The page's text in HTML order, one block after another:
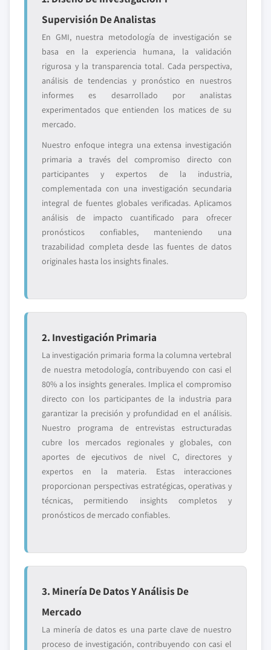
Supervisión De Analistas
En GMI, nuestra metodología de investigación se
basa en la experiencia humana, la validación
rigurosa y la transparencia total. Cada perspectiva,
análisis de tendencias y pronóstico en nuestros
informes es desarrollado por analistas
experimentados que entienden los matices de su
mercado.
Nuestro enfoque integra una extensa investigación
primaria a través del compromiso directo con
participantes y expertos de la industria,
complementada con una investigación secundaria
integral de fuentes globales verificadas. Aplicamos
análisis de impacto cuantificado para ofrecer
pronósticos confiables, manteniendo una
trazabilidad completa desde las fuentes de datos
originales hasta los insights finales.
2. Investigación Primaria
La investigación primaria forma la columna vertebral
de nuestra metodología, contribuyendo con casi el
80% a los insights generales. Implica el compromiso
directo con los participantes de la industria para
garantizar la precisión y profundidad en el análisis.
Nuestro programa de entrevistas estructuradas
cubre los mercados regionales y globales, con
aportes de ejecutivos de nivel C, directores y
expertos en la materia. Estas interacciones
proporcionan perspectivas estratégicas, operativas y
técnicas, permitiendo insights completos y
pronósticos de mercado confiables.
3. Minería De Datos Y Análisis De
Mercado
La minería de datos es una parte clave de nuestro
proceso de investigación, contribuyendo con casi el